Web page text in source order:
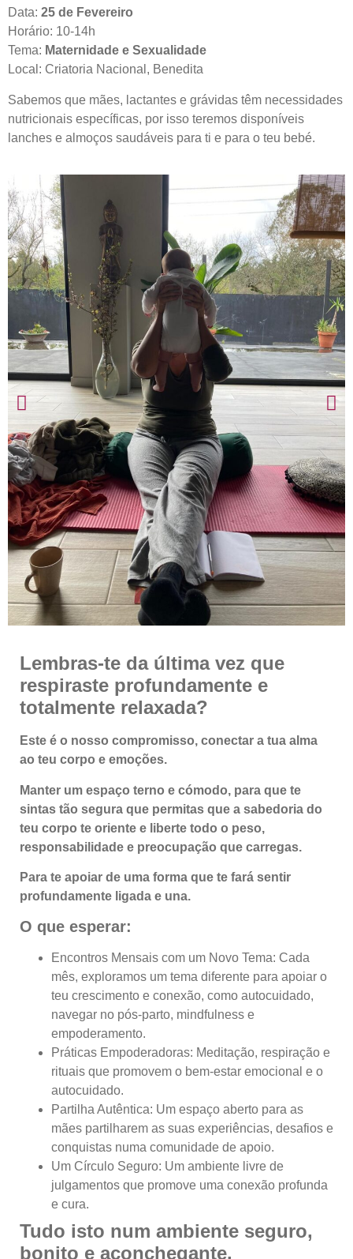
Data: 25 de Fevereiro
Horário: 10-14h
Tema: Maternidade e Sexualidade
Local: Criatoria Nacional, Benedita
Sabemos que mães, lactantes e grávidas têm necessidades
nutricionais específicas, por isso teremos disponíveis
lanches e almoços saudáveis para ti e para o teu bebé.
Lembras-te da última vez que
respiraste profundamente e
totalmente relaxada?
Este é o nosso compromisso, conectar a tua alma
ao teu corpo e emoções.
Manter um espaço terno e cómodo, para que te
sintas tão segura que permitas que a sabedoria do
teu corpo te oriente e liberte todo o peso,
responsabilidade e preocupação que carregas.
Para te apoiar de uma forma que te fará sentir
profundamente ligada e una.
O que esperar:
Encontros Mensais com um Novo Tema: Cada
mês, exploramos um tema diferente para apoiar o
teu crescimento e conexão, como autocuidado,
navegar no pós-parto, mindfulness e
empoderamento.
Práticas Empoderadoras: Meditação, respiração e
rituais que promovem o bem-estar emocional e o
autocuidado.
Partilha Autêntica: Um espaço aberto para as
mães partilharem as suas experiências, desafios e
conquistas numa comunidade de apoio.
Um Círculo Seguro: Um ambiente livre de
julgamentos que promove uma conexão profunda
e cura.
Tudo isto num ambiente seguro,
bonito e aconchegante.